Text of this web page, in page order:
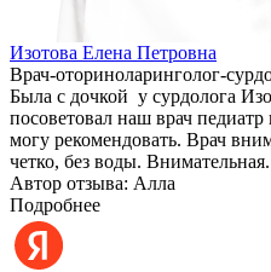
Изотова Елена Петровна
Врач-оториноларинголог-
Была с дочкой у сурдолога
посоветовал наш врач
могу рекомендовать. Врач
четко, без воды. Внимательная.
Автор отзыва: Алла
Подробнее